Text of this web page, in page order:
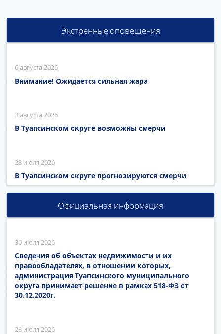
Экстренные оповещения
6 августа 2026
Внимание! Ожидается сильная жара
3 августа 2026
В Туапсинском округе возможны смерчи
28 июля 2026
В Туапсинском округе прогнозируются смерчи
Официальная информация
30 июля 2026
Сведения об объектах недвижимости и их
правообладателях, в отношении которых,
администрация Туапсинского муниципального
округа принимает решение в рамках 518-ФЗ от
30.12.2020г.
28 июля 2026